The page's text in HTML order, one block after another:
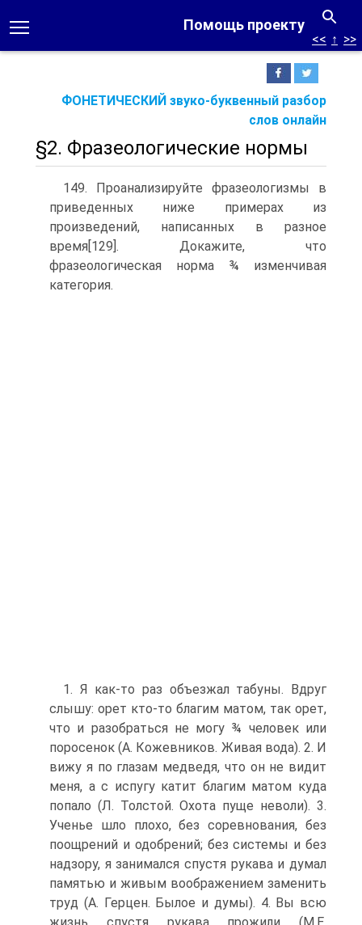
Помощь проекту
ФОНЕТИЧЕСКИЙ звуко-буквенный разбор
слов онлайн
<< ↑ >>
§2. Фразеологические нормы
149. Проанализируйте фразеологизмы в
приведенных ниже примерах из
произведений, написанных в разное
время[129]. Докажи­те, что
фразеологическая норма ¾ изменчивая
категория.
1. Я как-то раз объезжал табуны. Вдруг
слышу: орет кто-то благим матом, так орет,
что и разобраться не мо­гу ¾ человек или
поросенок (А. Кожевников. Живая во­да). 2. И
вижу я по глазам медведя, что он не видит
меня, а с испугу катит благим матом куда
попало (Л. Толстой. Охота пуще неволи). 3.
Ученье шло плохо, без соревнования, без
поощрений и одобрений; без сис­темы и без
надзору, я занимался спустя рукава и думал
памятью и живым воображением заменить
труд (А. Гер­цен. Былое и думы). 4. Вы всю